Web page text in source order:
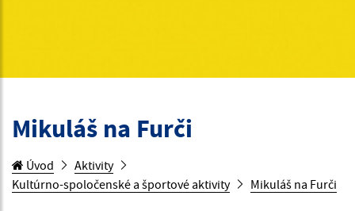
Mikuláš na Furči
Úvod
Aktivity
Kultúrno-spoločenské a športové aktivity
Mikuláš na Furči